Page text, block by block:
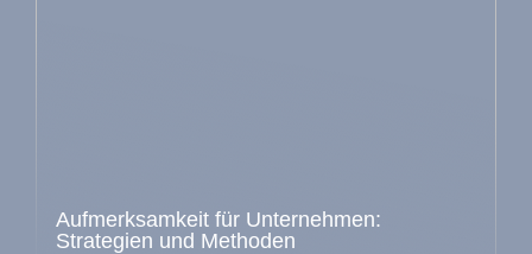
Aufmerksamkeit für Unternehmen:
Strategien und Methoden